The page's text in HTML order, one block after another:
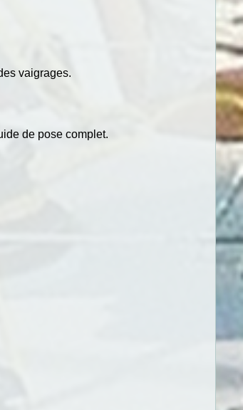
vaigrages.
de pose complet.